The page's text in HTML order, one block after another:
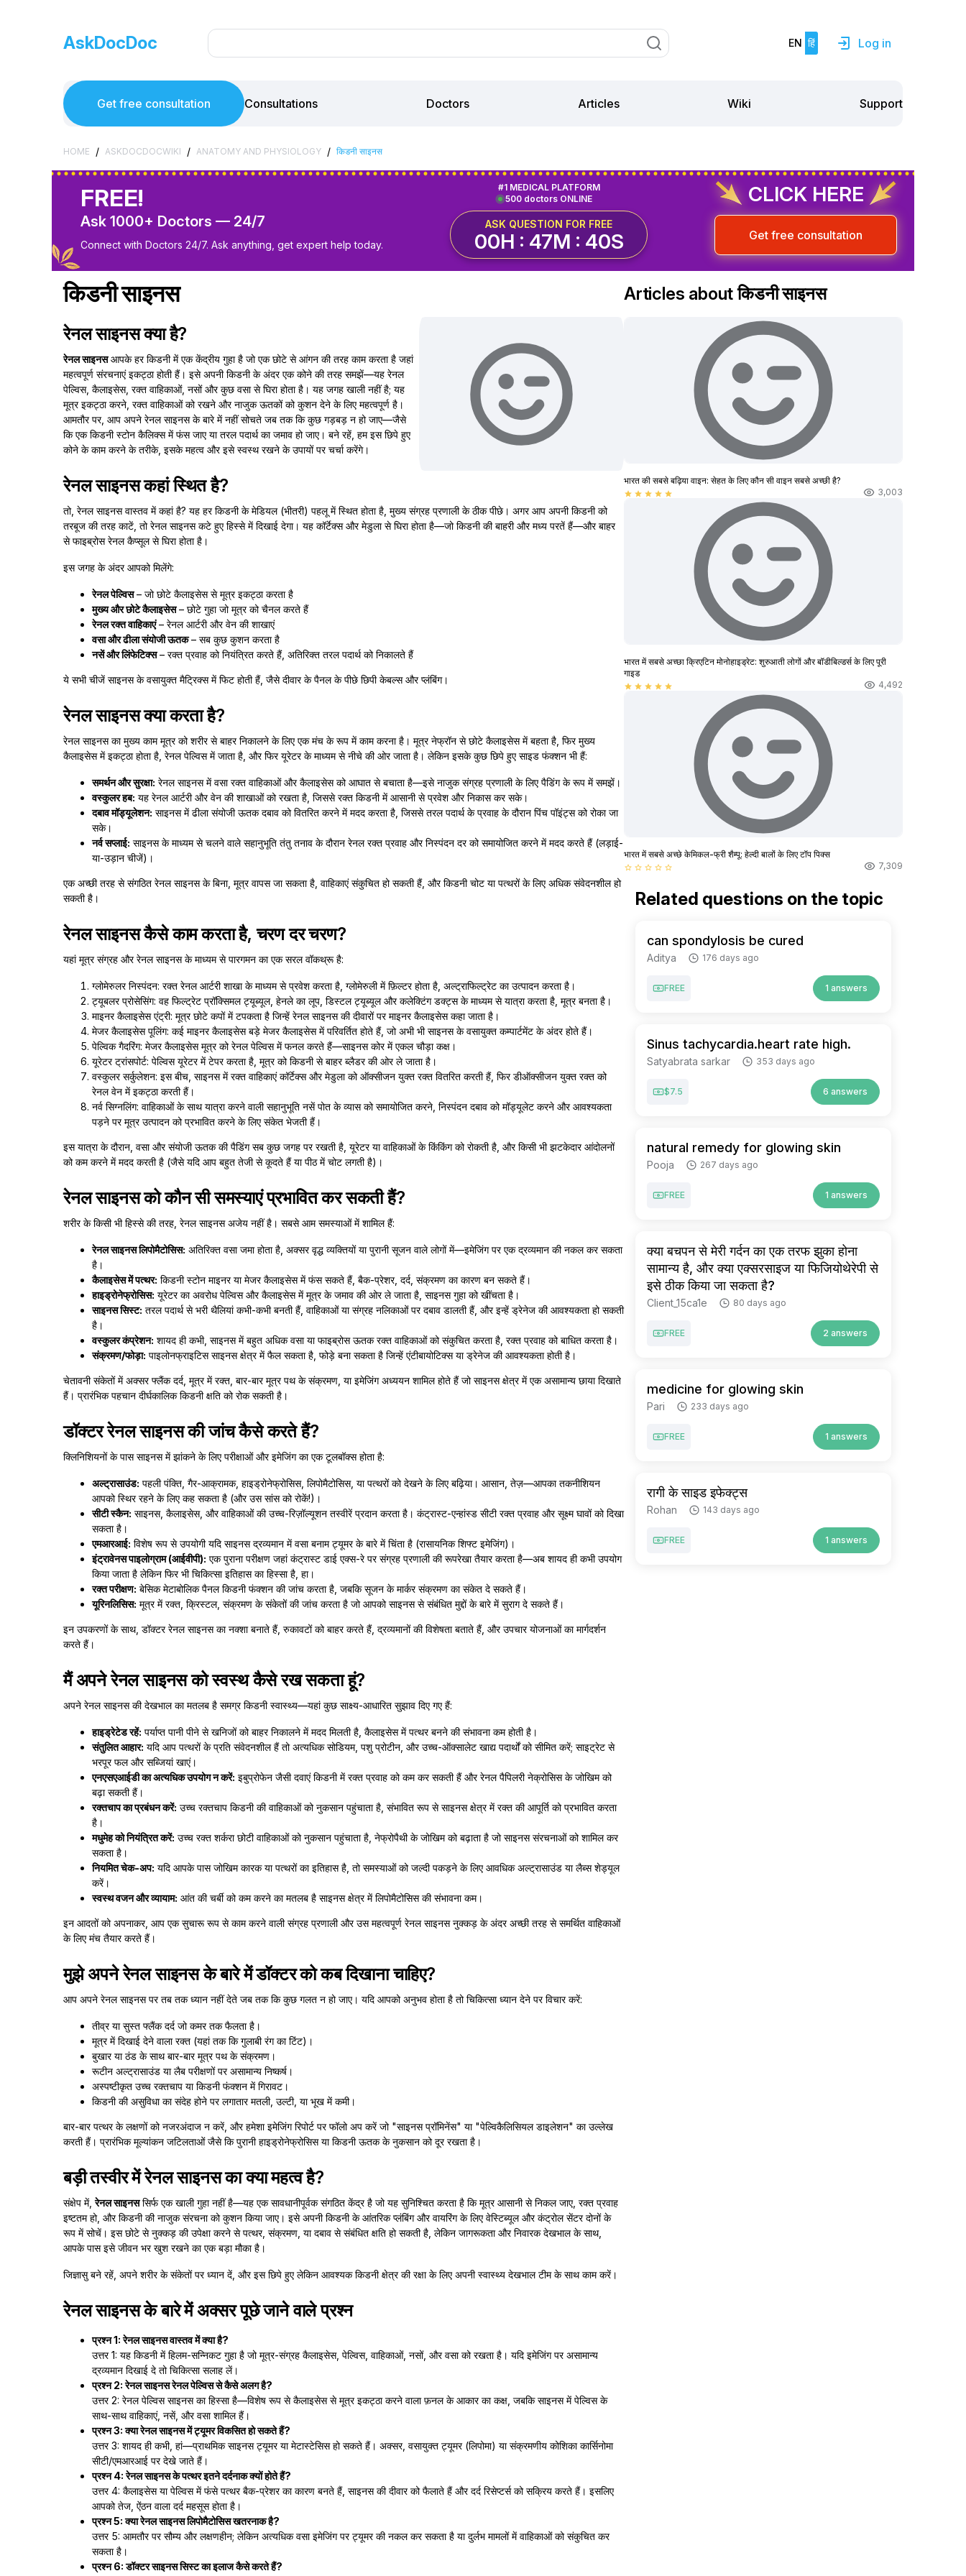
AskDocDoc EN हिं Log in
Get free consultation Consultations Doctors Articles Wiki Support
HOME / ASKDOCDOCWIKI / ANATOMY AND PHYSIOLOGY / किडनी साइनस
FREE!
Ask 1000+ Doctors — 24/7
Connect with Doctors 24/7. Ask anything, get expert help today.
500 doctors ONLINE
#1 MEDICAL PLATFORM
ASK QUESTION FOR FREE
00H : 47M : 39S
CLICK HERE
Get free consultation
किडनी साइनस
रेनल साइनस क्या है?
रेनल साइनसआपके हर किडनी में एक केंद्रीय गुहा है जो एक छोटे से आंगन की तरह काम करता है जहां
महत्वपूर्ण संरचनाएं इकट्ठा होती हैं। इसे अपनी किडनी के अंदर एक कोने की तरह समझें—यह रेनल
पेल्विस, कैलाइसेस, रक्त वाहिकाओं, नसों और कुछ वसा से घिरा होता है। यह जगह खाली नहीं है; यह
मूत्र इकट्ठा करने, रक्त वाहिकाओं को रखने और नाजुक ऊतकों को कुशन देने के लिए महत्वपूर्ण है।
आमतौर पर, आप अपने रेनल साइनस के बारे में नहीं सोचते जब तक कि कुछ गड़बड़ न हो जाए—जैसे
कि एक किडनी स्टोन कैलिक्स में फंस जाए या तरल पदार्थ का जमाव हो जाए। बने रहें, हम इस छिपे हुए
कोने के काम करने के तरीके, इसके महत्व और इसे स्वस्थ रखने के उपायों पर चर्चा करेंगे।
रेनल साइनस कहां स्थित है?
तो, रेनल साइनस वास्तव में कहां है? यह हर किडनी के मेडियल (भीतरी) पहलू में स्थित होता है, मुख्य संग्रह प्रणाली के ठीक पीछे। अगर आप अपनी किडनी को
तरबूज की तरह काटें, तो रेनल साइनस कटे हुए हिस्से में दिखाई देगा। यह कॉर्टेक्स और मेडुला से घिरा होता है—जो किडनी की बाहरी और मध्य परतें हैं—और बाहर
से फाइब्रोस रेनल कैप्सूल से घिरा होता है।
इस जगह के अंदर आपको मिलेंगे:
रेनल पेल्विस– जो छोटे कैलाइसेस से मूत्र इकट्ठा करता है
मुख्य और छोटे कैलाइसेस– छोटे गुहा जो मूत्र को चैनल करते हैं
रेनल रक्त वाहिकाएं– रेनल आर्टरी और वेन की शाखाएं
वसा और ढीला संयोजी ऊतक– सब कुछ कुशन करता है
नसें और लिंफेटिक्स– रक्त प्रवाह को नियंत्रित करते हैं, अतिरिक्त तरल पदार्थ को निकालते हैं
ये सभी चीजें साइनस के वसायुक्त मैट्रिक्स में फिट होती हैं, जैसे दीवार के पैनल के पीछे छिपी केबल्स और प्लंबिंग।
रेनल साइनस क्या करता है?
रेनल साइनस का मुख्य काम मूत्र को शरीर से बाहर निकालने के लिए एक मंच के रूप में काम करना है। मूत्र नेफ्रॉन से छोटे कैलाइसेस में बहता है, फिर मुख्य
कैलाइसेस में इकट्ठा होता है, रेनल पेल्विस में जाता है, और फिर यूरेटर के माध्यम से नीचे की ओर जाता है। लेकिन इसके कुछ छिपे हुए साइड फंक्शन भी हैं:
समर्थन और सुरक्षा: रेनल साइनस में वसा रक्त वाहिकाओं और कैलाइसेस को आघात से बचाता है—इसे नाजुक संग्रह प्रणाली के लिए पैडिंग के रूप में समझें।
वस्कुलर हब: यह रेनल आर्टरी और वेन की शाखाओं को रखता है, जिससे रक्त किडनी में आसानी से प्रवेश और निकास कर सके।
दबाव मॉड्यूलेशन: साइनस में ढीला संयोजी ऊतक दबाव को वितरित करने में मदद करता है, जिससे तरल पदार्थ के प्रवाह के दौरान पिंच पॉइंट्स को रोका जा
सके।
नर्व सप्लाई: साइनस के माध्यम से चलने वाले सहानुभूति तंतु तनाव के दौरान रेनल रक्त प्रवाह और निस्पंदन दर को समायोजित करने में मदद करते हैं (लड़ाई-
या-उड़ान चीजें)।
एक अच्छी तरह से संगठित रेनल साइनस के बिना, मूत्र वापस जा सकता है, वाहिकाएं संकुचित हो सकती हैं, और किडनी चोट या पत्थरों के लिए अधिक संवेदनशील हो
सकती है।
रेनल साइनस कैसे काम करता है, चरण दर चरण?
यहां मूत्र संग्रह और रेनल साइनस के माध्यम से पारगमन का एक सरल वॉकथ्रू है:
ग्लोमेरुलर निस्पंदन: रक्त रेनल आर्टरी शाखा के माध्यम से प्रवेश करता है, ग्लोमेरुली में फ़िल्टर होता है, अल्ट्राफिल्ट्रेट का उत्पादन करता है।
ट्यूबलर प्रोसेसिंग: वह फिल्ट्रेट प्रॉक्सिमल ट्यूब्यूल, हेनले का लूप, डिस्टल ट्यूब्यूल और कलेक्टिंग डक्ट्स के माध्यम से यात्रा करता है, मूत्र बनता है।
माइनर कैलाइसेस एंट्री: मूत्र छोटे कपों में टपकता है जिन्हें रेनल साइनस की दीवारों पर माइनर कैलाइसेस कहा जाता है।
मेजर कैलाइसेस पूलिंग: कई माइनर कैलाइसेस बड़े मेजर कैलाइसेस में परिवर्तित होते हैं, जो अभी भी साइनस के वसायुक्त कम्पार्टमेंट के अंदर होते हैं।
पेल्विक गैदरिंग: मेजर कैलाइसेस मूत्र को रेनल पेल्विस में फनल करते हैं—साइनस कोर में एकल चौड़ा कक्ष।
यूरेटर ट्रांसपोर्ट: पेल्विस यूरेटर में टेपर करता है, मूत्र को किडनी से बाहर ब्लैडर की ओर ले जाता है।
वस्कुलर सर्कुलेशन: इस बीच, साइनस में रक्त वाहिकाएं कॉर्टेक्स और मेडुला को ऑक्सीजन युक्त रक्त वितरित करती हैं, फिर डीऑक्सीजन युक्त रक्त को
रेनल वेन में इकट्ठा करती हैं।
नर्व सिग्नलिंग: वाहिकाओं के साथ यात्रा करने वाली सहानुभूति नसें पोत के व्यास को समायोजित करने, निस्पंदन दबाव को मॉड्यूलेट करने और आवश्यकता
पड़ने पर मूत्र उत्पादन को प्रभावित करने के लिए संकेत भेजती हैं।
इस यात्रा के दौरान, वसा और संयोजी ऊतक की पैडिंग सब कुछ जगह पर रखती है, यूरेटर या वाहिकाओं के किंकिंग को रोकती है, और किसी भी झटकेदार आंदोलनों
को कम करने में मदद करती है (जैसे यदि आप बहुत तेजी से कूदते हैं या पीठ में चोट लगती है)।
रेनल साइनस को कौन सी समस्याएं प्रभावित कर सकती हैं?
शरीर के किसी भी हिस्से की तरह, रेनल साइनस अजेय नहीं है। सबसे आम समस्याओं में शामिल हैं:
रेनल साइनस लिपोमैटोसिस: अतिरिक्त वसा जमा होता है, अक्सर वृद्ध व्यक्तियों या पुरानी सूजन वाले लोगों में—इमेजिंग पर एक द्रव्यमान की नकल कर सकता
है।
कैलाइसेस में पत्थर: किडनी स्टोन माइनर या मेजर कैलाइसेस में फंस सकते हैं, बैक-प्रेशर, दर्द, संक्रमण का कारण बन सकते हैं।
हाइड्रोनेफ्रोसिस: यूरेटर का अवरोध पेल्विस और कैलाइसेस में मूत्र के जमाव की ओर ले जाता है, साइनस गुहा को खींचता है।
साइनस सिस्ट: तरल पदार्थ से भरी थैलियां कभी-कभी बनती हैं, वाहिकाओं या संग्रह नलिकाओं पर दबाव डालती हैं, और इन्हें ड्रेनेज की आवश्यकता हो सकती
है।
वस्कुलर कंप्रेशन: शायद ही कभी, साइनस में बहुत अधिक वसा या फाइब्रोस ऊतक रक्त वाहिकाओं को संकुचित करता है, रक्त प्रवाह को बाधित करता है।
संक्रमण/फोड़ा: पाइलोनफ्राइटिस साइनस क्षेत्र में फैल सकता है, फोड़े बना सकता है जिन्हें एंटीबायोटिक्स या ड्रेनेज की आवश्यकता होती है।
चेतावनी संकेतों में अक्सर फ्लैंक दर्द, मूत्र में रक्त, बार-बार मूत्र पथ के संक्रमण, या इमेजिंग अध्ययन शामिल होते हैं जो साइनस क्षेत्र में एक असामान्य छाया दिखाते
हैं। प्रारंभिक पहचान दीर्घकालिक किडनी क्षति को रोक सकती है।
डॉक्टर रेनल साइनस की जांच कैसे करते हैं?
क्लिनिशियनों के पास साइनस में झांकने के लिए परीक्षाओं और इमेजिंग का एक टूलबॉक्स होता है:
अल्ट्रासाउंड: पहली पंक्ति, गैर-आक्रामक, हाइड्रोनेफ्रोसिस, लिपोमैटोसिस, या पत्थरों को देखने के लिए बढ़िया। आसान, तेज़—आपका तकनीशियन
आपको स्थिर रहने के लिए कह सकता है (और उस सांस को रोकें!)।
सीटी स्कैन: साइनस, कैलाइसेस, और वाहिकाओं की उच्च-रिज़ॉल्यूशन तस्वीरें प्रदान करता है। कंट्रास्ट-एन्हांस्ड सीटी रक्त प्रवाह और सूक्ष्म घावों को दिखा
सकता है।
एमआरआई: विशेष रूप से उपयोगी यदि साइनस द्रव्यमान में वसा बनाम ट्यूमर के बारे में चिंता है (रासायनिक शिफ्ट इमेजिंग)।
इंट्रावेनस पाइलोग्राम (आईवीपी): एक पुराना परीक्षण जहां कंट्रास्ट डाई एक्स-रे पर संग्रह प्रणाली की रूपरेखा तैयार करता है—अब शायद ही कभी उपयोग
किया जाता है लेकिन फिर भी चिकित्सा इतिहास का हिस्सा है, हा।
रक्त परीक्षण: बेसिक मेटाबोलिक पैनल किडनी फंक्शन की जांच करता है, जबकि सूजन के मार्कर संक्रमण का संकेत दे सकते हैं।
यूरिनलिसिस: मूत्र में रक्त, क्रिस्टल, संक्रमण के संकेतों की जांच करता है जो आपको साइनस से संबंधित मुद्दों के बारे में सुराग दे सकते हैं।
इन उपकरणों के साथ, डॉक्टर रेनल साइनस का नक्शा बनाते हैं, रुकावटों को बाहर करते हैं, द्रव्यमानों की विशेषता बताते हैं, और उपचार योजनाओं का मार्गदर्शन
करते हैं।
मैं अपने रेनल साइनस को स्वस्थ कैसे रख सकता हूं?
अपने रेनल साइनस की देखभाल का मतलब है समग्र किडनी स्वास्थ्य—यहां कुछ साक्ष्य-आधारित सुझाव दिए गए हैं:
हाइड्रेटेड रहें: पर्याप्त पानी पीने से खनिजों को बाहर निकालने में मदद मिलती है, कैलाइसेस में पत्थर बनने की संभावना कम होती है।
संतुलित आहार: यदि आप पत्थरों के प्रति संवेदनशील हैं तो अत्यधिक सोडियम, पशु प्रोटीन, और उच्च-ऑक्सालेट खाद्य पदार्थों को सीमित करें; साइट्रेट से
भरपूर फल और सब्जियां खाएं।
एनएसएआईडी का अत्यधिक उपयोग न करें: इबुप्रोफेन जैसी दवाएं किडनी में रक्त प्रवाह को कम कर सकती हैं और रेनल पैपिलरी नेक्रोसिस के जोखिम को
बढ़ा सकती हैं।
रक्तचाप का प्रबंधन करें: उच्च रक्तचाप किडनी की वाहिकाओं को नुकसान पहुंचाता है, संभावित रूप से साइनस क्षेत्र में रक्त की आपूर्ति को प्रभावित करता
है।
मधुमेह को नियंत्रित करें: उच्च रक्त शर्करा छोटी वाहिकाओं को नुकसान पहुंचाता है, नेफ्रोपैथी के जोखिम को बढ़ाता है जो साइनस संरचनाओं को शामिल कर
सकता है।
नियमित चेक-अप: यदि आपके पास जोखिम कारक या पत्थरों का इतिहास है, तो समस्याओं को जल्दी पकड़ने के लिए आवधिक अल्ट्रासाउंड या लैब्स शेड्यूल
करें।
स्वस्थ वजन और व्यायाम: आंत की चर्बी को कम करने का मतलब है साइनस क्षेत्र में लिपोमैटोसिस की संभावना कम।
इन आदतों को अपनाकर, आप एक सुचारू रूप से काम करने वाली संग्रह प्रणाली और उस महत्वपूर्ण रेनल साइनस नुक्कड़ के अंदर अच्छी तरह से समर्थित वाहिकाओं
के लिए मंच तैयार करते हैं।
मुझे अपने रेनल साइनस के बारे में डॉक्टर को कब दिखाना चाहिए?
आप अपने रेनल साइनस पर तब तक ध्यान नहीं देते जब तक कि कुछ गलत न हो जाए। यदि आपको अनुभव होता है तो चिकित्सा ध्यान देने पर विचार करें:
तीव्र या सुस्त फ्लैंक दर्द जो कमर तक फैलता है।
मूत्र में दिखाई देने वाला रक्त (यहां तक कि गुलाबी रंग का टिंट)।
बुखार या ठंड के साथ बार-बार मूत्र पथ के संक्रमण।
रूटीन अल्ट्रासाउंड या लैब परीक्षणों पर असामान्य निष्कर्ष।
अस्पष्टीकृत उच्च रक्तचाप या किडनी फंक्शन में गिरावट।
किडनी की असुविधा का संदेह होने पर लगातार मतली, उल्टी, या भूख में कमी।
बार-बार पत्थर के लक्षणों को नजरअंदाज न करें, और हमेशा इमेजिंग रिपोर्ट पर फॉलो अप करें जो "साइनस प्रॉमिनेंस" या "पेल्विकैलिसियल डाइलेशन" का उल्लेख
करती हैं। प्रारंभिक मूल्यांकन जटिलताओं जैसे कि पुरानी हाइड्रोनेफ्रोसिस या किडनी ऊतक के नुकसान को दूर रखता है।
बड़ी तस्वीर में रेनल साइनस का क्या महत्व है?
संक्षेप में,रेनल साइनससिर्फ एक खाली गुहा नहीं है—यह एक सावधानीपूर्वक संगठित केंद्र है जो यह सुनिश्चित करता है कि मूत्र आसानी से निकल जाए, रक्त प्रवाह
इष्टतम हो, और किडनी की नाजुक संरचना को कुशन किया जाए। इसे अपनी किडनी के आंतरिक प्लंबिंग और वायरिंग के लिए वेस्टिब्यूल और कंट्रोल सेंटर दोनों के
रूप में सोचें। इस छोटे से नुक्कड़ की उपेक्षा करने से पत्थर, संक्रमण, या दबाव से संबंधित क्षति हो सकती है, लेकिन जागरूकता और निवारक देखभाल के साथ,
आपके पास इसे जीवन भर खुश रखने का एक बड़ा मौका है।
जिज्ञासु बने रहें, अपने शरीर के संकेतों पर ध्यान दें, और इस छिपे हुए लेकिन आवश्यक किडनी क्षेत्र की रक्षा के लिए अपनी स्वास्थ्य देखभाल टीम के साथ काम करें।
रेनल साइनस के बारे में अक्सर पूछे जाने वाले प्रश्न
प्रश्न 1: रेनल साइनस वास्तव में क्या है?
उत्तर 1: यह किडनी में हिलम-सन्निकट गुहा है जो मूत्र-संग्रह कैलाइसेस, पेल्विस, वाहिकाओं, नसों, और वसा को रखता है। यदि इमेजिंग पर असामान्य
द्रव्यमान दिखाई दे तो चिकित्सा सलाह लें।
प्रश्न 2: रेनल साइनस रेनल पेल्विस से कैसे अलग है?
उत्तर 2: रेनल पेल्विस साइनस का हिस्सा है—विशेष रूप से कैलाइसेस से मूत्र इकट्ठा करने वाला फ़नल के आकार का कक्ष, जबकि साइनस में पेल्विस के
साथ-साथ वाहिकाएं, नसें, और वसा शामिल हैं।
प्रश्न 3: क्या रेनल साइनस में ट्यूमर विकसित हो सकते हैं?
उत्तर 3: शायद ही कभी, हां—प्राथमिक साइनस ट्यूमर या मेटास्टेसिस हो सकते हैं। अक्सर, वसायुक्त ट्यूमर (लिपोमा) या संक्रमणीय कोशिका कार्सिनोमा
सीटी/एमआरआई पर देखे जाते हैं।
प्रश्न 4: रेनल साइनस के पत्थर इतने दर्दनाक क्यों होते हैं?
उत्तर 4: कैलाइसेस या पेल्विस में फंसे पत्थर बैक-प्रेशर का कारण बनते हैं, साइनस की दीवार को फैलाते हैं और दर्द रिसेप्टर्स को सक्रिय करते हैं। इसलिए
आपको तेज, ऐंठन वाला दर्द महसूस होता है।
प्रश्न 5: क्या रेनल साइनस लिपोमैटोसिस खतरनाक है?
उत्तर 5: आमतौर पर सौम्य और लक्षणहीन; लेकिन अत्यधिक वसा इमेजिंग पर ट्यूमर की नकल कर सकता है या दुर्लभ मामलों में वाहिकाओं को संकुचित कर
सकता है।
प्रश्न 6: डॉक्टर साइनस सिस्ट का इलाज कैसे करते हैं?
Articles about किडनी साइनस
भारत की सबसे बढ़िया वाइन: सेहत के लिए कौन सी वाइन सबसे अच्छी है?
star star star star star 3,003
भारत में सबसे अच्छा क्रिएटिन मोनोहाइड्रेट: शुरुआती लोगों और बॉडीबिल्डर्स के लिए पूरी
गाइड
star star star star star 4,492
भारत में सबसे अच्छे केमिकल-फ्री शैम्पू: हेल्दी बालों के लिए टॉप पिक्स
star_border star_border star_border star_border star_border 7,309
Related questions on the topic
can spondylosis be cured
Aditya 176 days ago
FREE 1 answers
Sinus tachycardia.heart rate high.
Satyabrata sarkar 353 days ago
$7.5 6 answers
natural remedy for glowing skin
Pooja 267 days ago
FREE 1 answers
क्या बचपन से मेरी गर्दन का एक तरफ झुका होना
सामान्य है, और क्या एक्सरसाइज या फिजियोथेरेपी से
इसे ठीक किया जा सकता है?
Client_15ca1e 80 days ago
FREE 2 answers
medicine for glowing skin
Pari 233 days ago
FREE 1 answers
रागी के साइड इफेक्ट्स
Rohan 143 days ago
FREE 1 answers